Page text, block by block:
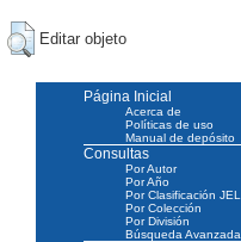
Editar objeto
Página Inicial
Acerca de
Políticas de uso
Manual de depósito
Consultas
Por Autor
Por Año
Por Clasificación JEL
Por Colección
Por División
Búsqueda Avanzada